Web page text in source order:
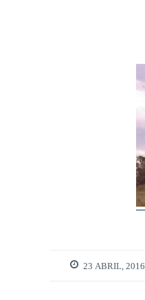
23 ABRIL, 2016